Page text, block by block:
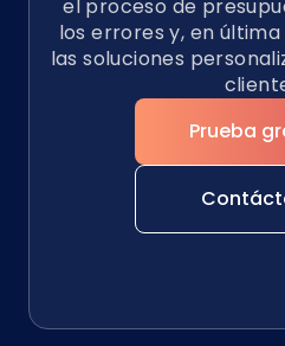
el proceso de
los errores y, en
las soluciones
Prueba